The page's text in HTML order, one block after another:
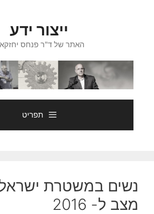
ייצור ידע
האתר של ד"ר פנחס יחזקאלי
תפריט
נשים במשטרת ישראל
מצב ל- 2016